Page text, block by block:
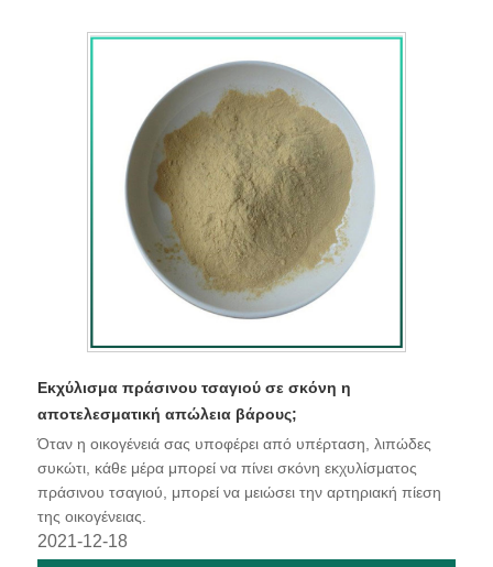
Εκχύλισμα πράσινου τσαγιού σε σκόνη η
αποτελεσματική απώλεια βάρους;
Όταν η οικογένειά σας υποφέρει από υπέρταση, λιπώδες
συκώτι, κάθε μέρα μπορεί να πίνει σκόνη εκχυλίσματος
πράσινου τσαγιού, μπορεί να μειώσει την αρτηριακή πίεση
της οικογένειας.
2021-12-18